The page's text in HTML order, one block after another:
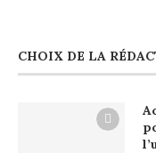
CHOIX DE LA